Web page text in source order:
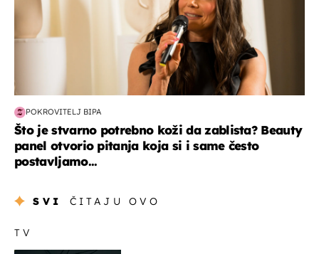
POKROVITELJ BIPA
Što je stvarno potrebno koži da zablista? Beauty
panel otvorio pitanja koja si i same često
postavljamo...
SVI ČITAJU OVO
TV